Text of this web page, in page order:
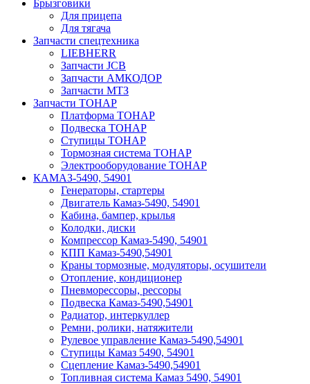
Брызговики
Для прицепа
Для тягача
Запчасти спецтехника
LIEBHERR
Запчасти JCB
Запчасти АМКОДОР
Запчасти МТЗ
Запчасти ТОНАР
Платформа ТОНАР
Подвеска ТОНАР
Ступицы ТОНАР
Тормозная система ТОНАР
Электрооборудование ТОНАР
КАМАЗ-5490, 54901
Генераторы, стартеры
Двигатель Камаз-5490, 54901
Кабина, бампер, крылья
Колодки, диски
Компрессор Камаз-5490, 54901
КПП Камаз-5490,54901
Краны тормозные, модуляторы, осушители
Отопление, кондиционер
Пневморессоры, рессоры
Подвеска Камаз-5490,54901
Радиатор, интеркуллер
Ремни, ролики, натяжители
Рулевое управление Камаз-5490,54901
Ступицы Камаз 5490, 54901
Сцепление Камаз-5490,54901
Топливная система Камаз 5490, 54901